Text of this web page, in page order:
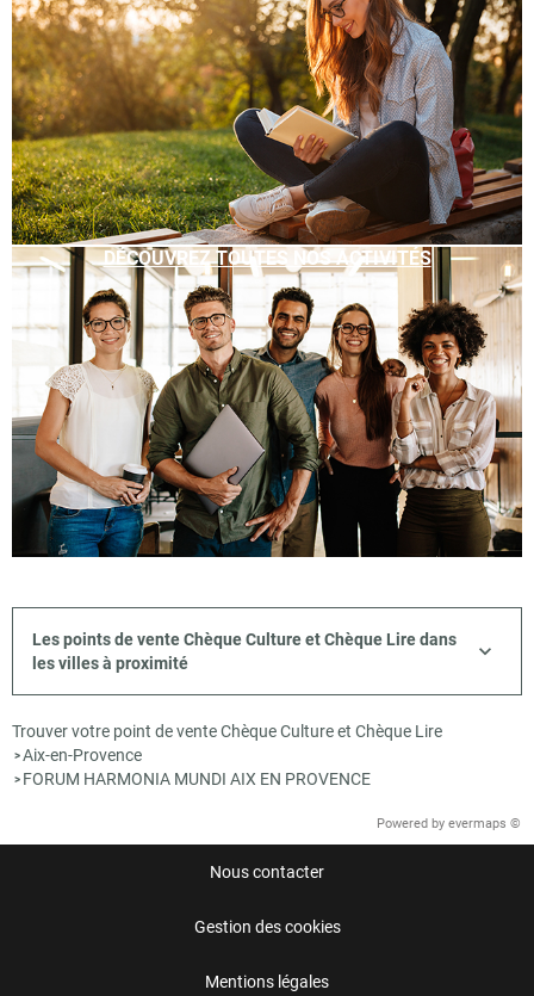
DÉCOUVREZ TOUTES NOS ACTIVITÉS
Les points de vente Chèque Culture et Chèque Lire dans
les villes à proximité
Trouver votre point de vente Chèque Culture et Chèque Lire
>Aix-en-Provence
> FORUM HARMONIA MUNDI AIX EN PROVENCE
Powered by evermaps ©
Nous contacter
Gestion des cookies
Mentions légales